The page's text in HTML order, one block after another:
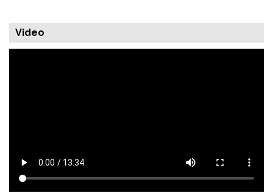
Video